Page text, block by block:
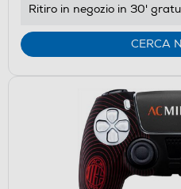
Ritiro in negozio in 30'
CERCA